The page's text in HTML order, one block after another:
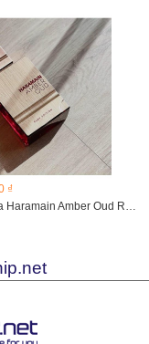
₫
Nước hoa Haramain Amber Oud Ruby Edition 120ml